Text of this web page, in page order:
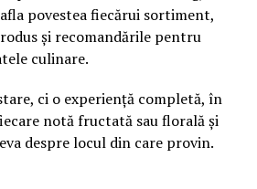
povestea fiecărui sortiment,
și recomandările pentru
culinare.
ci o experiență completă, în
notă fructată sau florală și
despre locul din care provin.